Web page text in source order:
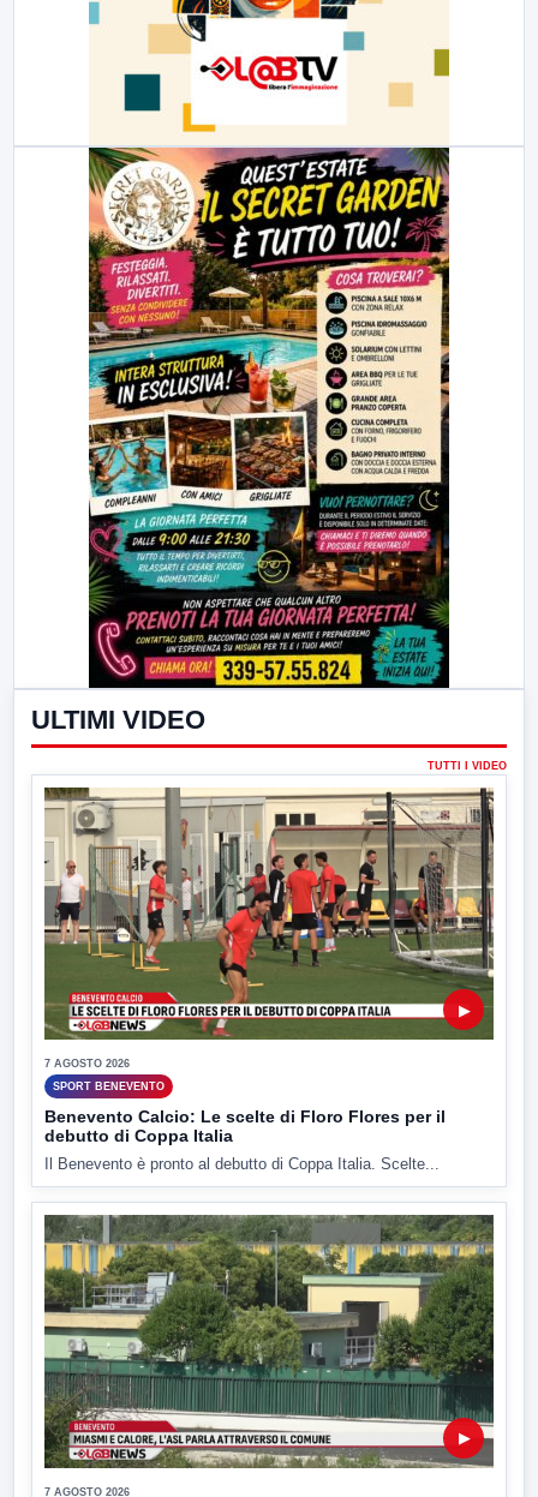
ULTIMI VIDEO
TUTTI I VIDEO
▶
7 AGOSTO 2026
SPORT BENEVENTO
Benevento Calcio: Le scelte di Floro Flores per il
debutto di Coppa Italia
Il Benevento è pronto al debutto di Coppa Italia. Scelte...
▶
7 AGOSTO 2026